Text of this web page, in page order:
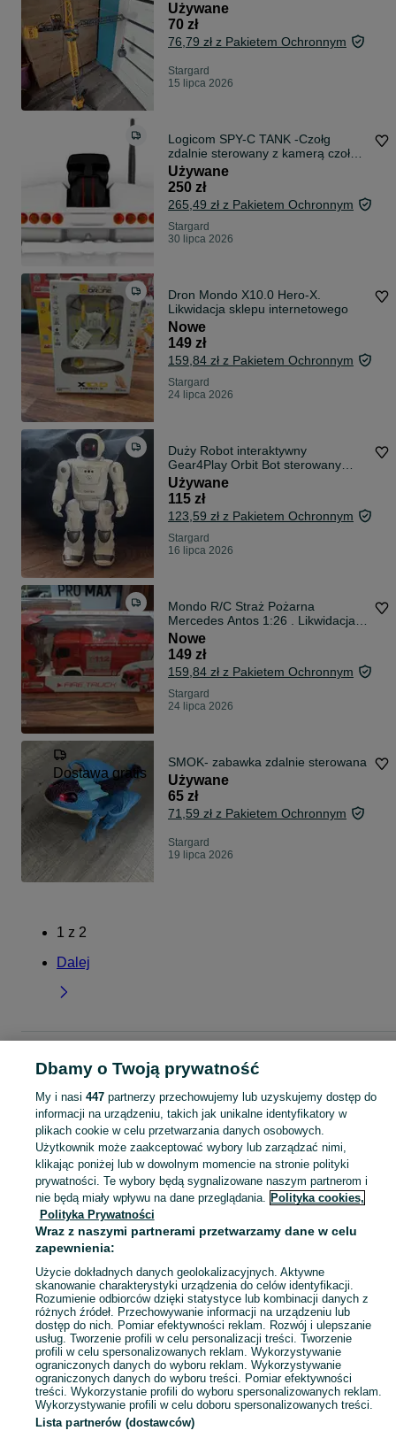
Używane
70 zł
76,79 zł z Pakietem Ochronnym
Stargard
15 lipca 2026
Logicom SPY-C TANK -Czołg
zdalnie sterowany z kamerą czołg
szpiegowski
Używane
250 zł
265,49 zł z Pakietem Ochronnym
Stargard
30 lipca 2026
Dron Mondo X10.0 Hero-X.
Likwidacja sklepu internetowego
Nowe
149 zł
159,84 zł z Pakietem Ochronnym
Stargard
24 lipca 2026
Duży Robot interaktywny
Gear4Play Orbit Bot sterowany
podczerwienią zdalnie sterowany
Używane
115 zł
123,59 zł z Pakietem Ochronnym
Stargard
16 lipca 2026
Mondo R/C Straż Pożarna
Mercedes Antos 1:26 . Likwidacja
sklepu online
Nowe
149 zł
159,84 zł z Pakietem Ochronnym
Stargard
24 lipca 2026
Dostawa gratis
SMOK- zabawka zdalnie sterowana
Używane
65 zł
71,59 zł z Pakietem Ochronnym
Stargard
19 lipca 2026
1 z 2
Dalej
Zachodniopomorskie
Zdalnie sterowane - Stargard
KATEGORIA
domek ogrodowy dla dzieci,basen z kulkami,zabawki ogrodowe,zabawki
Zobacz
Mapa kategorii
Mapa miejscowości
Mapa ministron
Popularne wyszukiwania
Dbamy o Twoją prywatność
My i nasi 447partnerzy przechowujemy lub uzyskujemy dostęp do
informacji na urządzeniu, takich jak unikalne identyfikatory w
plikach cookie w celu przetwarzania danych osobowych.
Użytkownik może zaakceptować wybory lub zarządzać nimi,
klikając poniżej lub w dowolnym momencie na stronie polityki
prywatności. Te wybory będą sygnalizowane naszym partnerom i
nie będą miały wpływu na dane przeglądania. Polityka cookies,
Polityka Prywatności
Wraz z naszymi partnerami przetwarzamy dane w celu
zapewnienia:
Użycie dokładnych danych geolokalizacyjnych. Aktywne
skanowanie charakterystyki urządzenia do celów identyfikacji.
Rozumienie odbiorców dzięki statystyce lub kombinacji danych z
różnych źródeł. Przechowywanie informacji na urządzeniu lub
dostęp do nich. Pomiar efektywności reklam. Rozwój i ulepszanie
usług. Tworzenie profili w celu personalizacji treści. Tworzenie
profili w celu spersonalizowanych reklam. Wykorzystywanie
ograniczonych danych do wyboru reklam. Wykorzystywanie
ograniczonych danych do wyboru treści. Pomiar efektywności
treści. Wykorzystanie profili do wyboru spersonalizowanych reklam.
Wykorzystywanie profili w celu doboru spersonalizowanych treści.
Lista partnerów (dostawców)